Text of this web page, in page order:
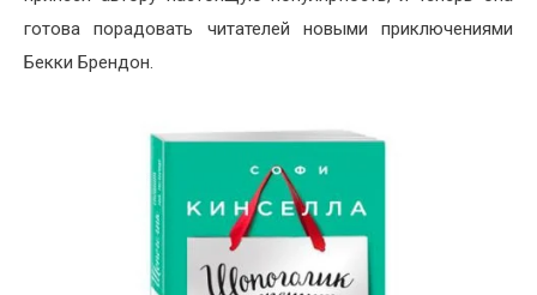
готова порадовать читателей новыми приключениями
Бекки Брендон.